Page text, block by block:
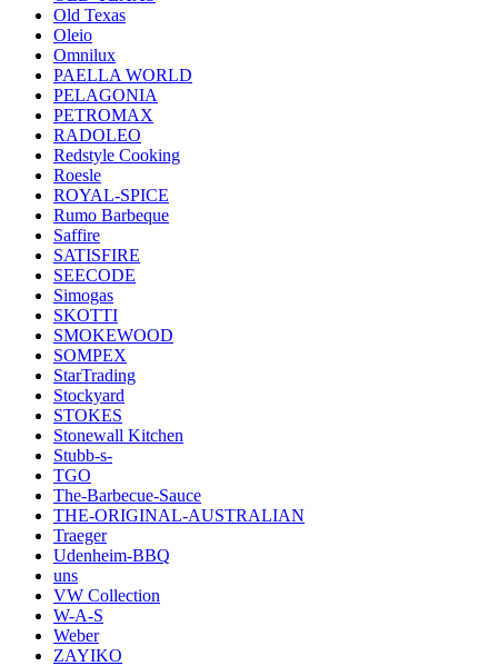
Old Texas
Oleio
Omnilux
PAELLA WORLD
PELAGONIA
PETROMAX
RADOLEO
Redstyle Cooking
Roesle
ROYAL-SPICE
Rumo Barbeque
Saffire
SATISFIRE
SEECODE
Simogas
SKOTTI
SMOKEWOOD
SOMPEX
StarTrading
Stockyard
STOKES
Stonewall Kitchen
Stubb-s-
TGO
The-Barbecue-Sauce
THE-ORIGINAL-AUSTRALIAN
Traeger
Udenheim-BBQ
uns
VW Collection
W-A-S
Weber
ZAYIKO